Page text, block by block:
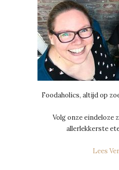
Foodaholics, altijd op
Volg onze eindeloze
allerlekkerste
Lees